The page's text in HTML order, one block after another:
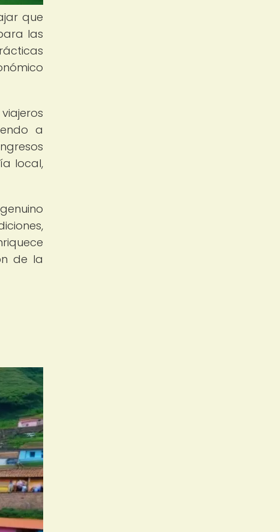
que
las
a
local,
de la